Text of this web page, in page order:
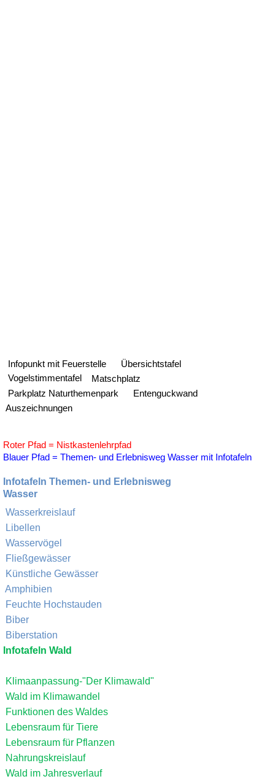
Infopunkt mit Feuerstelle
Übersichtstafel
Vogelstimmentafel Matschplatz
Parkplatz Naturthemenpark
Entenguckwand
Auszeichnungen
Roter Pfad = Nistkastenlehrpfad
Blauer Pfad = Themen- und Erlebnisweg Wasser mit Infotafeln
Infotafeln Themen- und Erlebnisweg
Wasser
Wasserkreislauf
Libellen
Wasservögel
Fließgewässer
Künstliche Gewässer
Amphibien
Feuchte Hochstauden
Biber
Biberstation
Infotafeln Wald
Klimaanpassung-"Der Klimawald"
Wald im Klimawandel
Funktionen des Waldes
Lebensraum für Tiere
Lebensraum für Pflanzen
Nahrungskreislauf
Wald im Jahresverlauf